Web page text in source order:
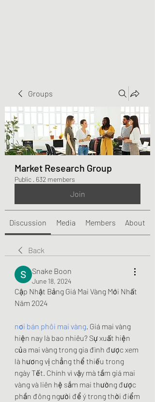
Groups
Market Research Group
Public · 632 members
Join
Discussion Media Members About
Back
Snake Boon
June 18, 2024
Cập Nhật Bảng Giá Mai Vàng Mới Nhất
Năm 2024
nơi bán phôi mai vàng . Giá mai vàng
hiện nay là bao nhiêu? Sự xuất hiện
của mai vàng trong gia đình được xem
là hương vị chẳng thể thiếu trong
ngày Tết. Chính vì vậy mà tầm giá mai
vàng và liên hệ sắm mai thường được
phần đông người để ý trong thời điểm